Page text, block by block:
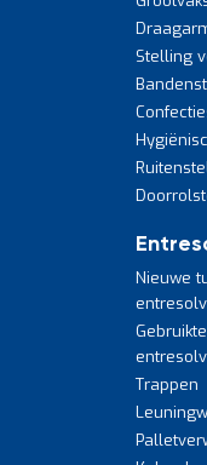
Stelling
Nieuwe
Trappen